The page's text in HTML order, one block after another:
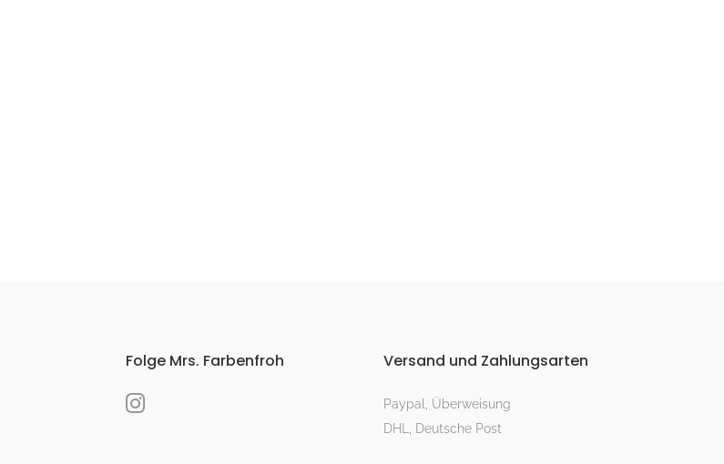
Folge Mrs. Farbenfroh Versand und Zahlungsarten
Paypal, Überweisung
DHL, Deutsche Post